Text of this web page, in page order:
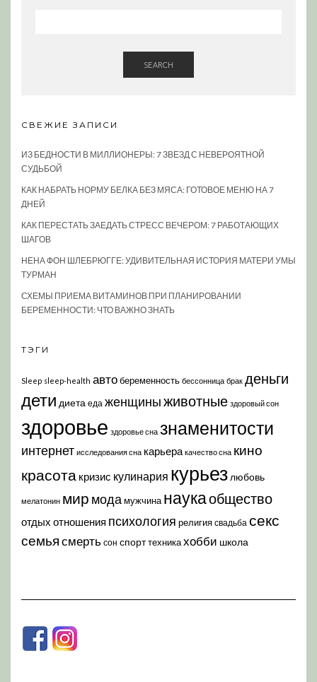
SEARCH
СВЕЖИЕ ЗАПИСИ
ИЗ БЕДНОСТИ В МИЛЛИОНЕРЫ: 7 ЗВЕЗД С НЕВЕРОЯТНОЙ
СУДЬБОЙ
КАК НАБРАТЬ НОРМУ БЕЛКА БЕЗ МЯСА: ГОТОВОЕ МЕНЮ НА 7
ДНЕЙ
КАК ПЕРЕСТАТЬ ЗАЕДАТЬ СТРЕСС ВЕЧЕРОМ: 7 РАБОТАЮЩИХ
ШАГОВ
НЕНА ФОН ШЛЕБРЮГГЕ: УДИВИТЕЛЬНАЯ ИСТОРИЯ МАТЕРИ УМЫ
ТУРМАН
СХЕМЫ ПРИЕМА ВИТАМИНОВ ПРИ ПЛАНИРОВАНИИ
БЕРЕМЕННОСТИ: ЧТО ВАЖНО ЗНАТЬ
ТЭГИ
Sleep sleep-health автобеременность бессонница брак деньги
дети диета еда женщиныживотные здоровый сон
здоровье здоровье сна знаменитости
интернет исследования сна карьера качество сна кино
красота кризис кулинария курьез любовь
мелатонин мир модамужчина наукаобщество
отдых отношения психология религия свадьба секс
семья смерть сон спорттехникахобби школа